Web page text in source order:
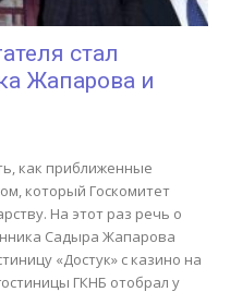
стал
Жапарова и
как приближенные
который Госкомитет
На этот раз речь о
Садыра Жапарова
«Достук» с казино на
ГКНБ отобрал у